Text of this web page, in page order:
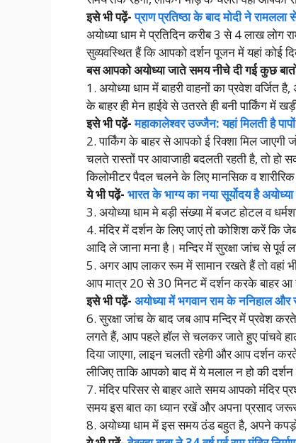
इसे भी पढ़ें-प्राण प्रतिष्ठा के बाद मोदी ने रामलला
अयोध्या धाम मे प्रतिदिन करीब 3 से 4 लाख लोग
सुव्यवस्थित हैं कि आपको दर्शन पूजन में यहां कोई
बस आपको अयोध्या जाते समय नीचे दी गई कुछ
1. अयोध्या धाम में बाहरी वाहनों का प्रवेश
के बाहर ही मेन हाईवे से उतरते ही बनी पार्किंग में
इसे भी पढ़ें-महाकालेश्वर उज्जैन: यहां मिलती है
2. पार्किंग के बाहर से आपको ई रिक्शा मिल
चलते रास्तों पर आवाजाही बदलती रहती है, तो
किलोमीटर पैदल चलने के लिए मानसिक व
ये भी पढ़ें- भारत के भाग्य का नया सूर्योदय है अयोध्या
3. अयोध्या धाम मे बड़ी संख्या में बजट होटल व
4. मंदिर में दर्शन के लिए जाएं तो कोशिश करें कि
आदि ले जाना मना है। मन्दिर में सुरक्षा जांच से
5. अगर आप लाकर रूम में सामान रखते हैं तो
आप मात्र 20 से 30 मिनट में दर्शन करके बाहर
इसे भी पढ़ें- अयोध्या में भगवान राम के ननिहाल
6. सुरक्षा जांच के बाद जब आप मन्दिर में प्रवेश
लगते हैं, आप पहले हॉल से चलकर जाते हुए पांचवे
दिया जाएगा, लाइन चलती रहेगी और आप दर्शन
लीजिए ताकि आपको बाद में ये मलाल न हो की
7. मंदिर परिसर से बाहर आते समय आपको मंदिर
समय इस बात का ध्यान रखें और अपना प्रसाद
8. अयोध्या धाम में इस समय ठंड बहुत है, अपने